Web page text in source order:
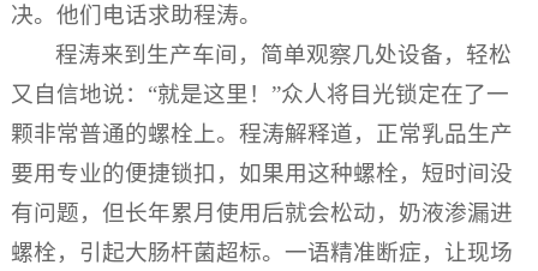
决。他们电话求助程涛。
程涛来到生产车间，简单观察几处设备，轻松
又自信地说：“就是这里！”众人将目光锁定在了一
颗非常普通的螺栓上。程涛解释道，正常乳品生产
要用专业的便捷锁扣，如果用这种螺栓，短时间没
有问题，但长年累月使用后就会松动，奶液渗漏进
螺栓，引起大肠杆菌超标。一语精准断症，让现场